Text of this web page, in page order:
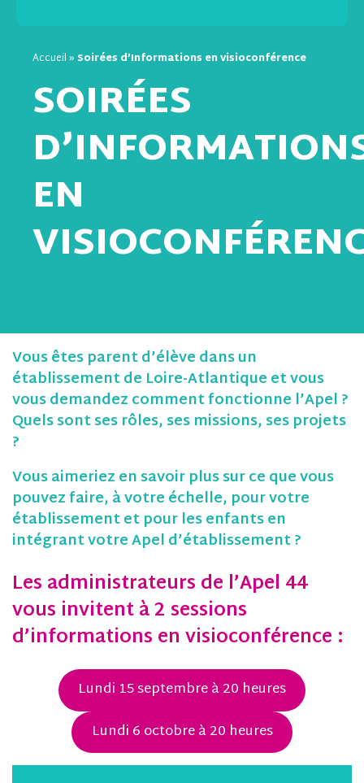
Accueil» Soirées d’Informations en visioconférence
SOIRÉES
EN
Vous êtes parent d’élève dans un
établissement de Loire-Atlantique et vous
vous demandez comment fonctionne l’Apel ?
Quels sont ses rôles, ses missions, ses projets
?
Vous aimeriez en savoir plus sur ce que vous
pouvez faire, à votre échelle, pour votre
établissement et pour les enfants en
intégrant votre Apel d’établissement ?
Les administrateurs de l’Apel 44
vous invitent à 2 sessions
d’informations en visioconférence :
Lundi 15 septembre à 20 heures
Lundi 6 octobre à 20 heures